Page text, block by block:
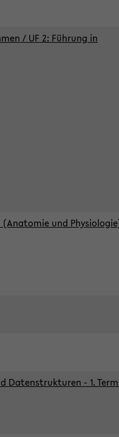
/ UF 2: Führung in
(Anatomie und
Datenstrukturen - 1.